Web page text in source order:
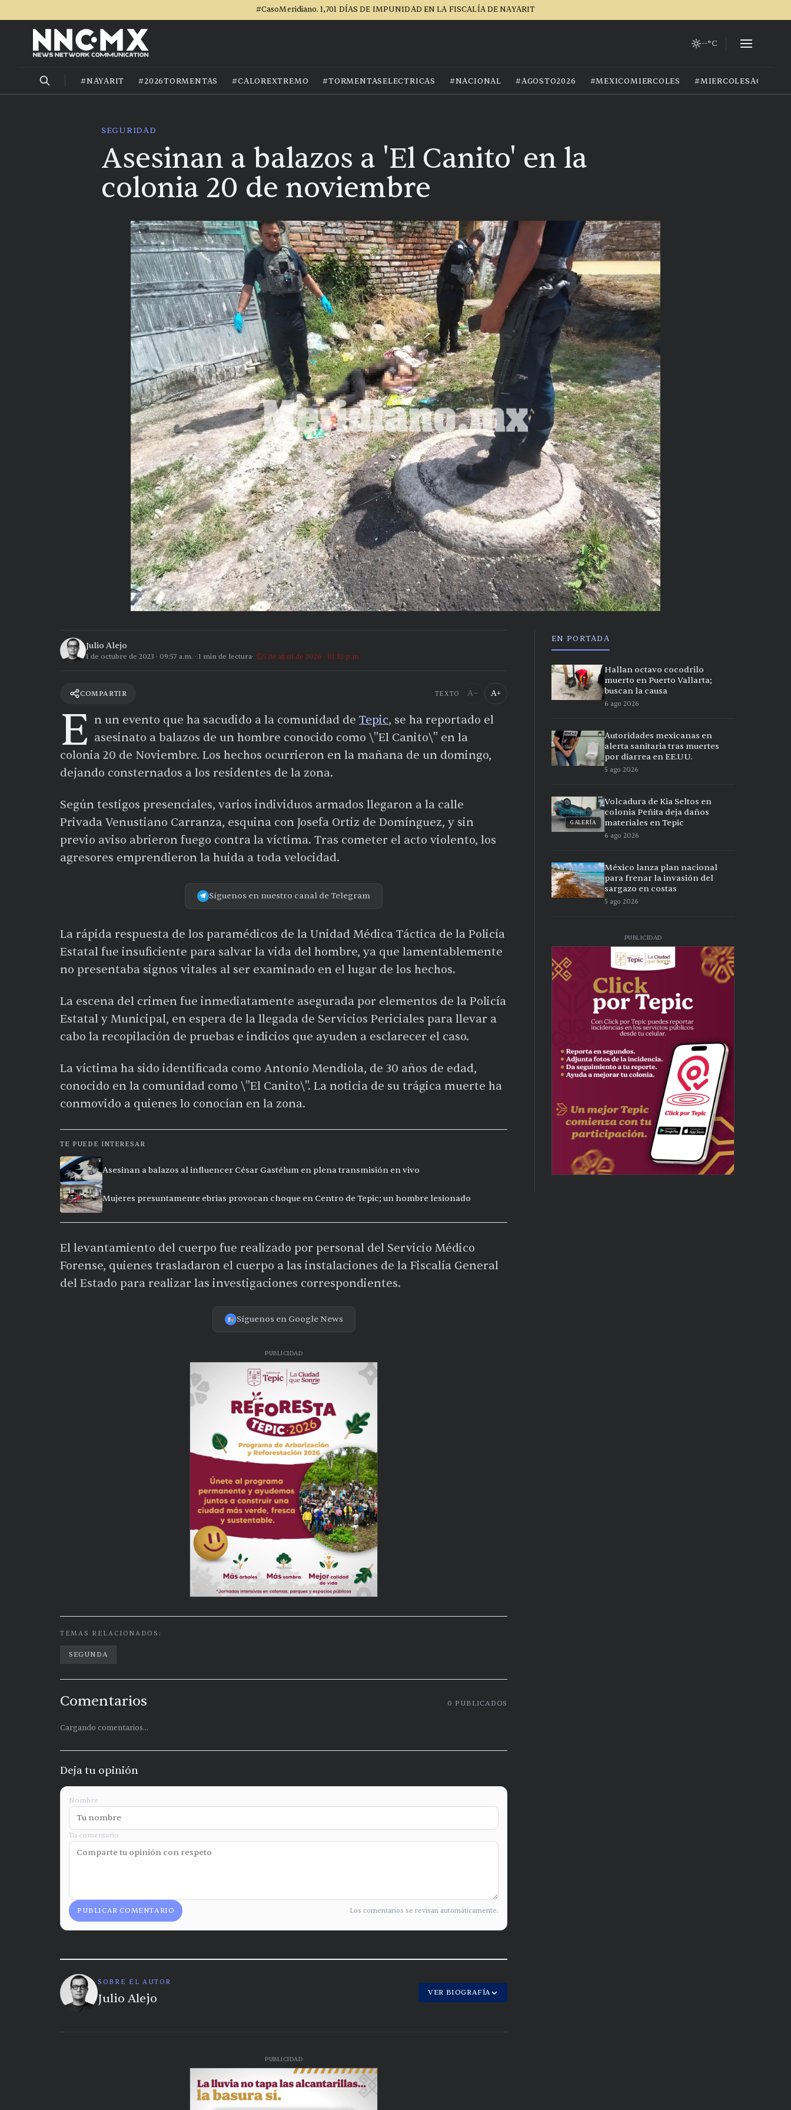
#CasoMeridiano. 1,701 DÍAS DE IMPUNIDAD EN LA FISCALÍA DE NAYARIT
--°C
#NAYARIT #2026TORMENTAS #CALOREXTREMO #TORMENTASELECTRICAS #NACIONAL #AGOSTO2026 #MEXICOMIERCOLES #MIERCOLESAGOSTO
SEGURIDAD
Asesinan a balazos a 'El Canito' en la
colonia 20 de noviembre
Julio Alejo
1 de octubre de 2023 · 09:57 a.m. · 1 min de lectura 5 de abril de 2026 · 01:32 p.m.
COMPARTIR TEXTO A− A+
E n un evento que ha sacudido a la comunidad de Tepic, se ha reportado el
asesinato a balazos de un hombre conocido como \"El Canito\" en la
colonia 20 de Noviembre. Los hechos ocurrieron en la mañana de un domingo,
dejando consternados a los residentes de la zona.
Según testigos presenciales, varios individuos armados llegaron a la calle
Privada Venustiano Carranza, esquina con Josefa Ortiz de Domínguez, y sin
previo aviso abrieron fuego contra la víctima. Tras cometer el acto violento, los
agresores emprendieron la huida a toda velocidad.
Síguenos en nuestro canal de Telegram
La rápida respuesta de los paramédicos de la Unidad Médica Táctica de la Policía
Estatal fue insuficiente para salvar la vida del hombre, ya que lamentablemente
no presentaba signos vitales al ser examinado en el lugar de los hechos.
La escena del crimen fue inmediatamente asegurada por elementos de la Policía
Estatal y Municipal, en espera de la llegada de Servicios Periciales para llevar a
cabo la recopilación de pruebas e indicios que ayuden a esclarecer el caso.
La víctima ha sido identificada como Antonio Mendiola, de 30 años de edad,
conocido en la comunidad como \"El Canito\". La noticia de su trágica muerte ha
conmovido a quienes lo conocían en la zona.
TE PUEDE INTERESAR
Asesinan a balazos al influencer César Gastélum en plena transmisión en vivo
Mujeres presuntamente ebrias provocan choque en Centro de Tepic; un hombre lesionado
El levantamiento del cuerpo fue realizado por personal del Servicio Médico
Forense, quienes trasladaron el cuerpo a las instalaciones de la Fiscalía General
del Estado para realizar las investigaciones correspondientes.
Síguenos en Google News
PUBLICIDAD
TEMAS RELACIONADOS:
SEGUNDA
Comentarios 0 PUBLICADOS
Cargando comentarios...
Deja tu opinión
Nombre
Tu comentario
PUBLICAR COMENTARIO Los comentarios se revisan automáticamente.
SOBRE EL AUTOR
Julio Alejo VER BIOGRAFÍA
PUBLICIDAD
EN PORTADA
Hallan octavo cocodrilo
muerto en Puerto Vallarta;
buscan la causa
6 ago 2026
Autoridades mexicanas en
alerta sanitaria tras muertes
por diarrea en EE.UU.
5 ago 2026
GALERÍA
Volcadura de Kia Seltos en
colonia Peñita deja daños
materiales en Tepic
6 ago 2026
México lanza plan nacional
para frenar la invasión del
sargazo en costas
5 ago 2026
PUBLICIDAD